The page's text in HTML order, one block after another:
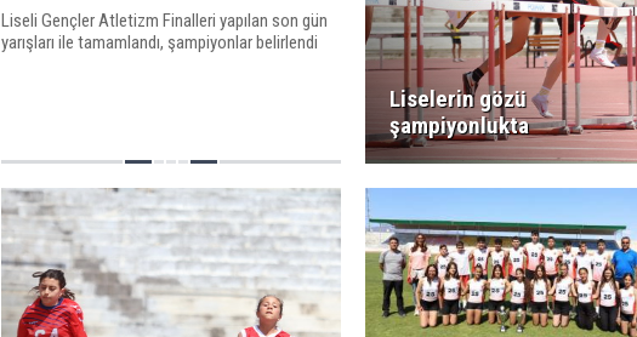
Liseli Gençler Atletizm Finalleri yapılan son gün
yarışları ile tamamlandı, şampiyonlar belirlendi
Liselerin gözü
şampiyonlukta